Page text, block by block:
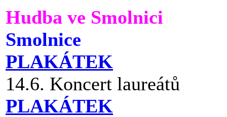
Hudba ve Smolnici
Smolnice
PLAKÁTEK
14.6. Koncert laureátů
PLAKÁTEK